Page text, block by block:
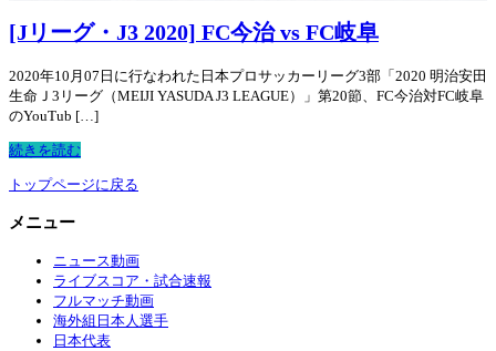
[Jリーグ・J3 2020] FC今治 vs FC岐阜
2020年10月07日に行なわれた日本プロサッカーリーグ3部「2020 明治安田
生命Ｊ3リーグ（MEIJI YASUDA J3 LEAGUE）」第20節、FC今治対FC岐阜
のYouTub […]
続きを読む
トップページに戻る
メニュー
ニュース動画
ライブスコア・試合速報
フルマッチ動画
海外組日本人選手
日本代表